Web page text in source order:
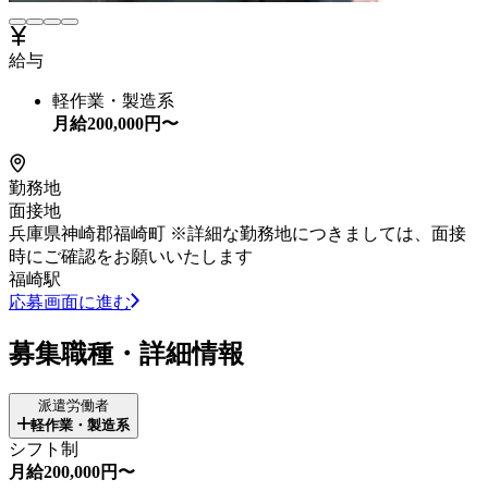
給与
軽作業・製造系
月給200,000円〜
勤務地
面接地
兵庫県神崎郡福崎町 ※詳細な勤務地につきましては、面接
時にご確認をお願いいたします
福崎駅
応募画面に進む
募集職種・詳細情報
派遣労働者
軽作業・製造系
シフト制
月給200,000円〜